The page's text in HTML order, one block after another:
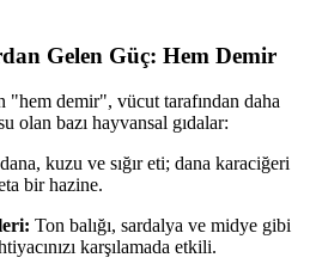
Gelen Güç: Hem Demir
"hem demir", vücut tarafından daha
olan bazı hayvansal gıdalar:
kuzu ve sığır eti; dana karaciğeri
bir hazine.
Ton balığı, sardalya ve midye gibi
karşılamada etkili.